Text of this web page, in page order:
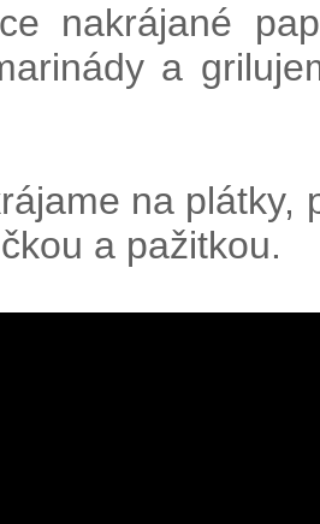
nakrájané
a
na plátky,
a pažitkou.